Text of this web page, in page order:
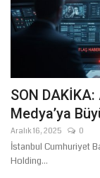
SON
Medya’ya
Aralık 16, 2025 0
İstanbul Cumhuriyet
Holding...